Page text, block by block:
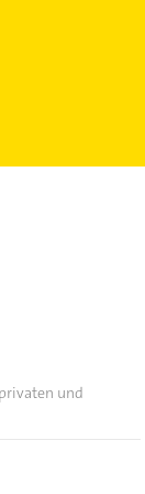
und